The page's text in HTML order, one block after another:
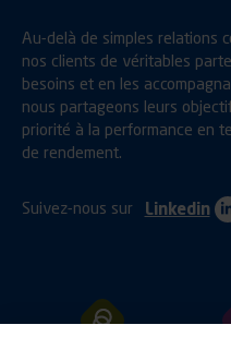
Au-delà de simples relations
nos clients de véritables
besoins et en les
nous partageons leurs
priorité à la performance en
de rendement.
Suivez-nous sur Linkedin